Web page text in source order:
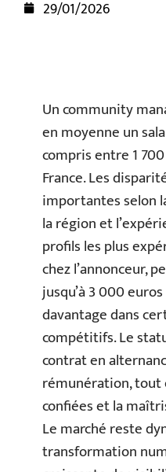
29/01/2026
Un community
en moyenne un
compris entre 1
France. Les
importantes selon
la région et
profils les plus
chez l’annonceur,
jusqu’à 3 000
davantage dans
compétitifs. Le
contrat en
rémunération, tout
confiées et la
Le marché reste
transformation